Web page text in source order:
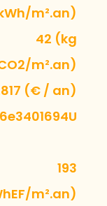
m².an)
42 (kg
m².an)
(€ / an)
193
m².an)